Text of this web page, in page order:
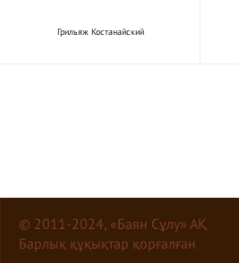
Грильяж Костанайский
© 2011-2024, «Баян Сұлу» АҚ
Барлық құқықтар қорғалған